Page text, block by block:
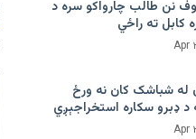
نن طالب چارواکو سره د
کابل ته راځي
له شباشک کان نه ورځ